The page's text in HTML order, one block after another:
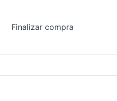
Finalizar compra